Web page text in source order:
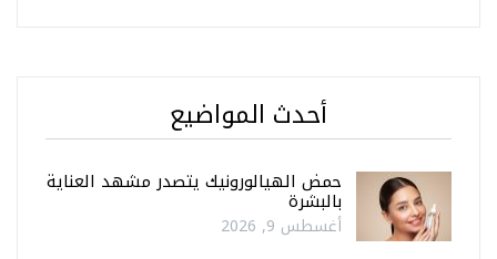
أحدث المواضيع
حمض الهيالورونيك يتصدر مشهد العناية
بالبشرة
أغسطس 9, 2026